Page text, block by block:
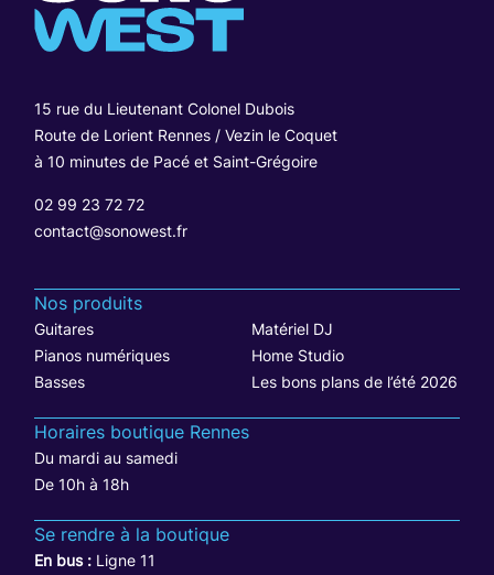
15 rue du Lieutenant Colonel Dubois
Route de Lorient Rennes / Vezin le Coquet
à 10 minutes de Pacé et Saint-Grégoire
02 99 23 72 72
contact@sonowest.fr
Nos produits
Guitares
Matériel DJ
Pianos numériques
Home Studio
Basses
Les bons plans de l’été 2026
Horaires boutique Rennes
Du mardi au samedi
De 10h à 18h
Se rendre à la boutique
En bus : Ligne 11